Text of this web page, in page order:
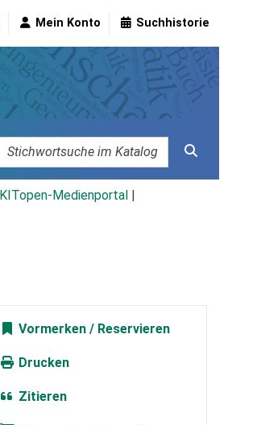
Mein Konto Suchhistorie
KITopen-Medienportal
Vormerken
Drucken
Zitieren